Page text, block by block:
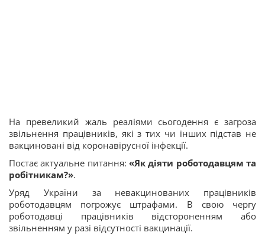
На превеликий жаль реаліями сьогодення є загроза
звільнення працівників, які з тих чи інших підстав не
вакциновані від коронавірусної інфекції.
Постає актуальне питання: «Як діяти роботодавцям та
робітникам?».
Уряд України за невакцинованих працівників
роботодавцям погрожує штрафами. В свою чергу
роботодавці працівників відстороненням або
звільненням у разі відсутності вакцинації.